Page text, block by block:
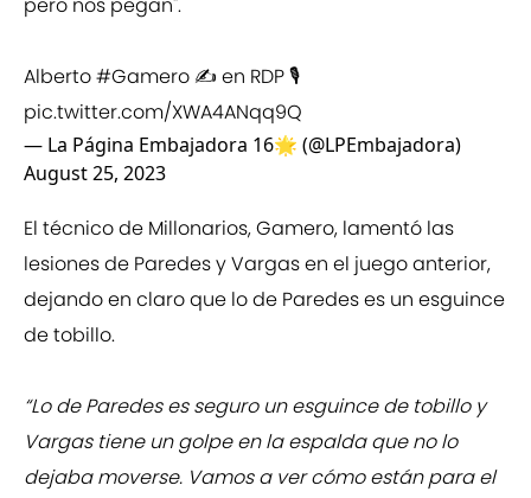
Alberto#Gamero ✍️ en RDP 🎙️
pic.twitter.com/XWA4ANqq9Q
— La Página Embajadora 16🌟 (@LPEmbajadora)
August 25, 2023
El técnico de Millonarios, Gamero, lamentó las
lesiones de Paredes y Vargas en el juego anterior,
dejando en claro que lo de Paredes es un esguince
de tobillo.
“Lo de Paredes es seguro un esguince de tobillo y
Vargas tiene un golpe en la espalda que no lo
dejaba moverse. Vamos a ver cómo están para el